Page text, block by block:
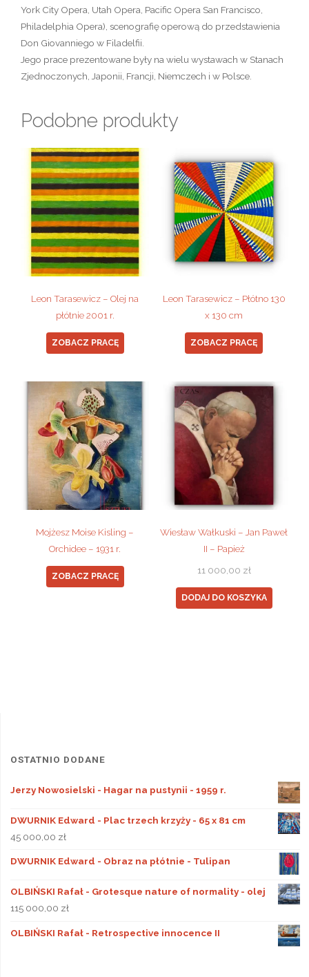
York City Opera, Utah Opera, Pacific Opera San Francisco,
Philadelphia Opera), scenografię operową do przedstawienia
Don Giovanniego w Filadelfii.
Jego prace prezentowane były na wielu wystawach w Stanach
Zjednoczonych, Japonii, Francji, Niemczech i w Polsce.
Podobne produkty
Leon Tarasewicz – Olej na
płótnie 2001 r.
ZOBACZ PRACĘ
Leon Tarasewicz – Płótno 130
x 130 cm
ZOBACZ PRACĘ
Mojżesz Moise Kisling –
Orchidee – 1931 r.
ZOBACZ PRACĘ
Wiesław Wałkuski – Jan Paweł
II – Papież
11 000,00 zł
DODAJ DO KOSZYKA
OSTATNIO DODANE
Jerzy Nowosielski - Hagar na pustynii - 1959 r.
DWURNIK Edward - Plac trzech krzyży - 65 x 81 cm
45 000,00 zł
DWURNIK Edward - Obraz na płótnie - Tulipan
OLBIŃSKI Rafał - Grotesque nature of normality - olej
115 000,00 zł
OLBIŃSKI Rafał - Retrospective innocence II